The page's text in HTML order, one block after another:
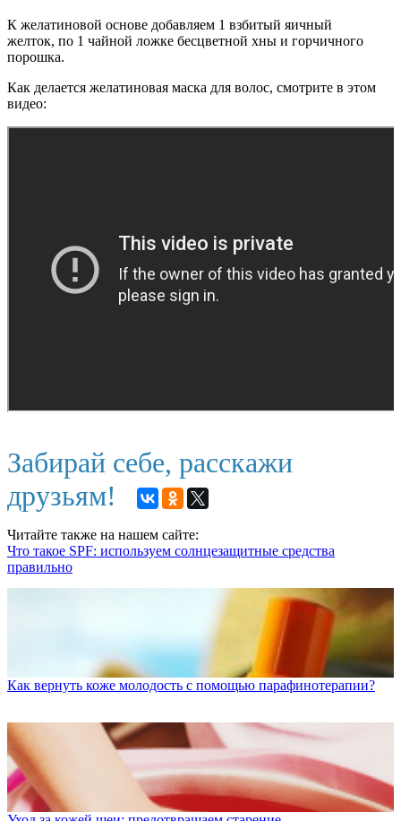
К желатиновой основе добавляем 1 взбитый яичный
желток, по 1 чайной ложке бесцветной хны и горчичного
порошка.
Как делается желатиновая маска для волос, смотрите в этом
видео:
Забирай себе, расскажи
друзьям!
Читайте также на нашем сайте:
Что такое SPF: используем солнцезащитные средства
правильно
Как вернуть коже молодость с помощью парафинотерапии?